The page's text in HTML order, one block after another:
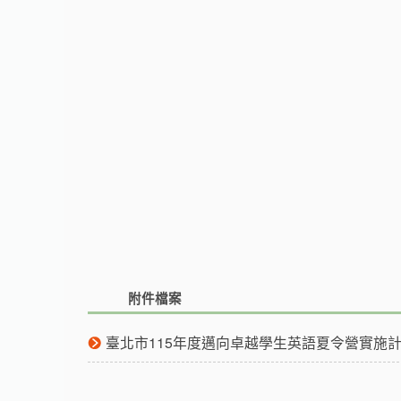
附件檔案
臺北市115年度邁向卓越學生英語夏令營實施